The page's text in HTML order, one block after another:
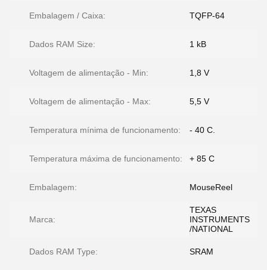
Embalagem / Caixa: TQFP-64
Dados RAM Size: 1 kB
Voltagem de alimentação - Min: 1,8 V
Voltagem de alimentação - Max: 5,5 V
Temperatura mínima de funcionamento: - 40 C.
Temperatura máxima de funcionamento: + 85 C
Embalagem: MouseReel
Marca:
TEXAS
INSTRUMENTS
/NATIONAL
Dados RAM Type: SRAM